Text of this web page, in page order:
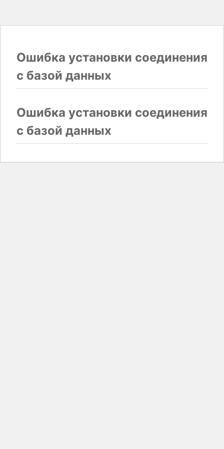
Ошибка установки соединения
с базой данных
Ошибка установки соединения
с базой данных